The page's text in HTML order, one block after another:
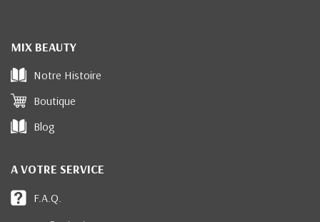
MIX BEAUTY
Notre Histoire
Boutique
Blog
A VOTRE SERVICE
F.A.Q.